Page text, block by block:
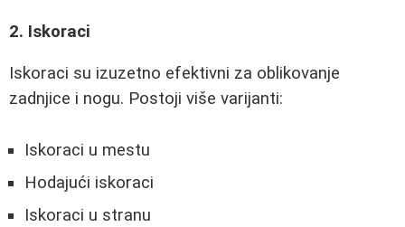
2. Iskoraci
Iskoraci su izuzetno efektivni za oblikovanje
zadnjice i nogu. Postoji više varijanti:
Iskoraci u mestu
Hodajući iskoraci
Iskoraci u stranu